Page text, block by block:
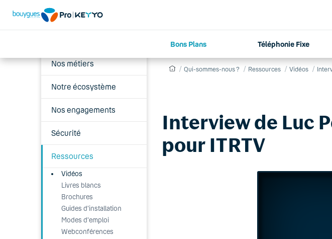
Bons Plans Téléphonie Fixe
Qui-sommes-nous ?
Nos métiers
Notre écosystème
Nos engagements
Sécurité
Ressources
Vidéos
Livres blancs
Brochures
Guides d'installation
Modes d'emploi
Webconférences
Qui-sommes-nous ? Ressources Vidéos
Interview de Luc
pour ITRTV